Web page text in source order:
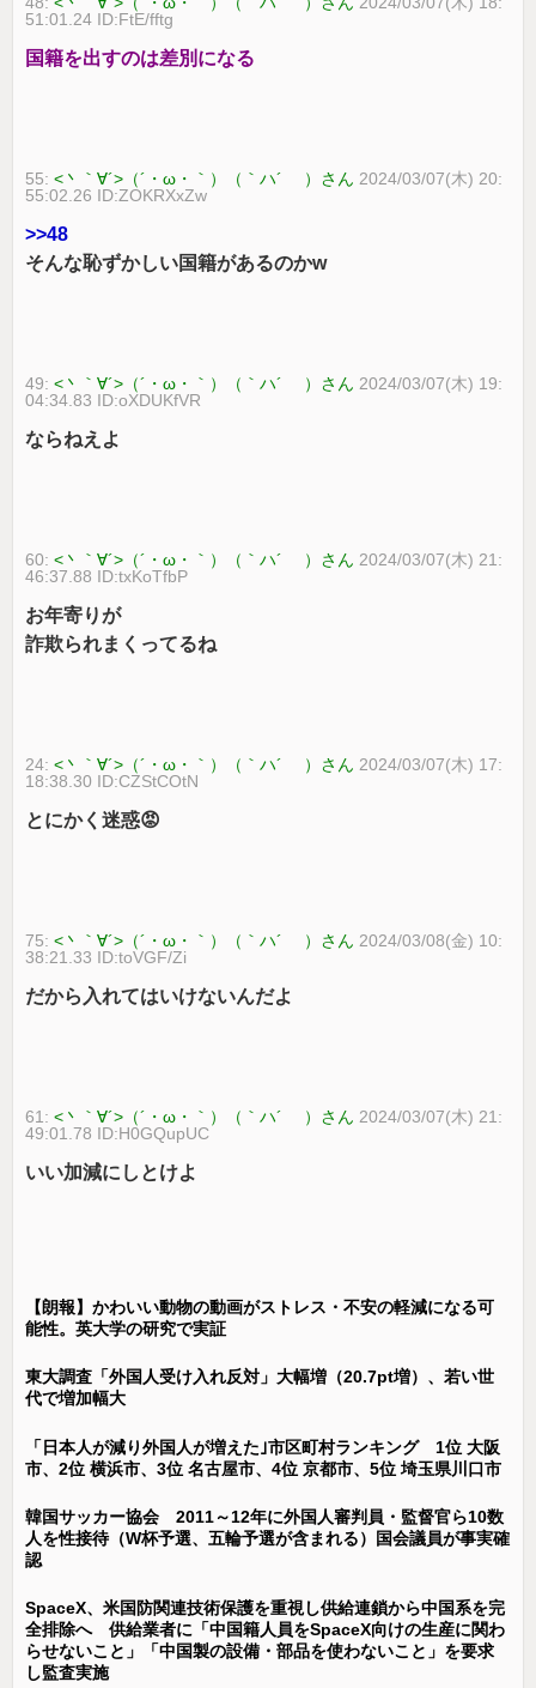
51:01.24 ID:FtE/fftg
国籍を出すのは差別になる
55:<丶｀∀´>（´・ω・｀）（｀ハ´ ）さん 2024/03/07(木) 20:
55:02.26 ID:ZOKRXxZw
>>48
そんな恥ずかしい国籍があるのかw
49:<丶｀∀´>（´・ω・｀）（｀ハ´ ）さん 2024/03/07(木) 19:
04:34.83 ID:oXDUKfVR
ならねえよ
60:<丶｀∀´>（´・ω・｀）（｀ハ´ ）さん 2024/03/07(木) 21:
46:37.88 ID:txKoTfbP
お年寄りが
詐欺られまくってるね
24:<丶｀∀´>（´・ω・｀）（｀ハ´ ）さん 2024/03/07(木) 17:
18:38.30 ID:CZStCOtN
とにかく迷惑😡
75:<丶｀∀´>（´・ω・｀）（｀ハ´ ）さん 2024/03/08(金) 10:
38:21.33 ID:toVGF/Zi
だから入れてはいけないんだよ
61:<丶｀∀´>（´・ω・｀）（｀ハ´ ）さん 2024/03/07(木) 21:
49:01.78 ID:H0GQupUC
いい加減にしとけよ
【朗報】かわいい動物の動画がストレス・不安の軽減になる可
能性。英大学の研究で実証
東大調査「外国人受け入れ反対」大幅増（20.7pt増）、若い世
代で増加幅大
「日本人が減り外国人が増えた｣市区町村ランキング 1位 大阪
市、2位 横浜市、3位 名古屋市、4位 京都市、5位 埼玉県川口市
韓国サッカー協会 2011～12年に外国人審判員・監督官ら10数
人を性接待（W杯予選、五輪予選が含まれる）国会議員が事実確
認
SpaceX、米国防関連技術保護を重視し供給連鎖から中国系を完
全排除へ 供給業者に「中国籍人員をSpaceX向けの生産に関わ
らせないこと」「中国製の設備・部品を使わないこと」を要求
し監査実施